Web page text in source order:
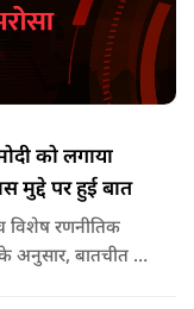
को लगाया
मुद्दे पर हुई बात
विशेष रणनीतिक
अनुसार, बातचीत की